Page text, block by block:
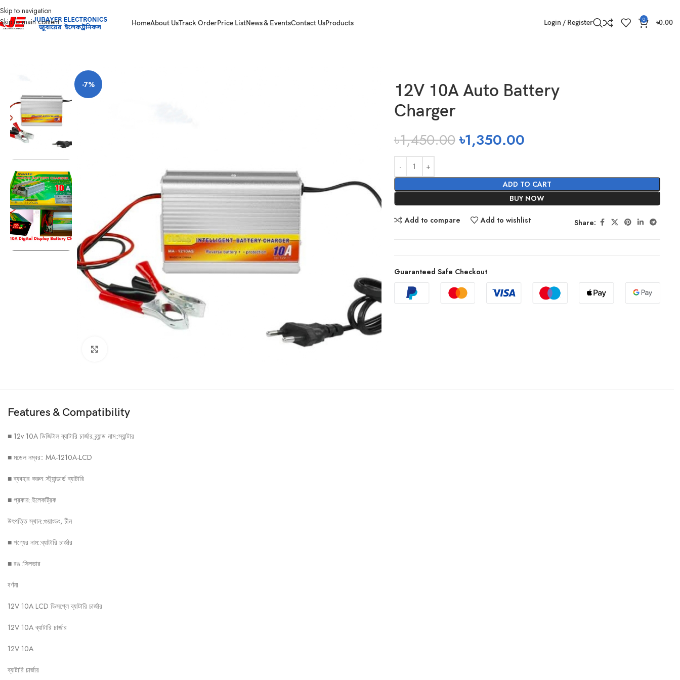
Skip to navigation
Skip to main content
HomeAbout UsTrack OrderPrice ListNews & EventsContact UsProducts Login / Register 0 ৳0.00
-7%
12V 10A Auto Battery
Charger
৳1,450.00৳1,350.00
ADD TO CART
BUY NOW
Add to compare Add to wishlist Share:
Guaranteed Safe Checkout
Features & Compatibility
■ 12v 10A ডিজিটাল ব্যাটারি চার্জার ব্র্যান্ড নাম::স্যান্টার
■ মডেল নম্বর:: MA-1210A-LCD
■ ব্যবহার করুন::স্ট্যান্ডার্ড ব্যাটারি
■ প্রকার::ইলেকট্রিক
উৎপত্তি স্থান::গুয়াংডং, চীন
■ পণ্যের নাম::ব্যাটারি চার্জার
■ রঙ::সিলভার
বর্ণনা
12V 10A LCD ডিসপ্লে ব্যাটারি চার্জার
12V 10A ব্যাটারি চার্জার
12V 10A
ব্যাটারি চার্জার